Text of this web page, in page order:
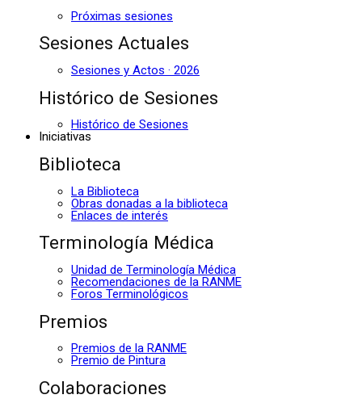
Próximas sesiones
Sesiones Actuales
Sesiones y Actos · 2026
Histórico de Sesiones
Histórico de Sesiones
Iniciativas
Biblioteca
La Biblioteca
Obras donadas a la biblioteca
Enlaces de interés
Terminología Médica
Unidad de Terminología Médica
Recomendaciones de la RANME
Foros Terminológicos
Premios
Premios de la RANME
Premio de Pintura
Colaboraciones